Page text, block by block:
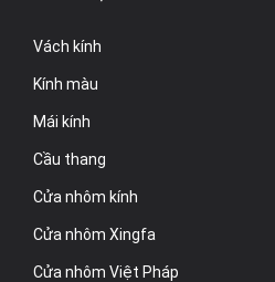
Vách kính
Kính màu
Mái kính
Cầu thang
Cửa nhôm kính
Cửa nhôm Xingfa
Cửa nhôm Việt Pháp